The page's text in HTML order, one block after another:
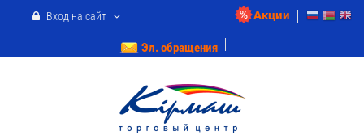
Акции
Вход на сайт
Эл. обращения